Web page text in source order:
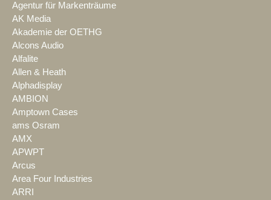
Agentur für Markenträume
AK Media
Akademie der OETHG
Alcons Audio
Alfalite
Allen & Heath
Alphadisplay
AMBION
Amptown Cases
ams Osram
AMX
APWPT
Arcus
Area Four Industries
ARRI